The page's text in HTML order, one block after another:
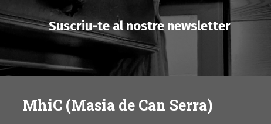
Suscriu-te al nostre newsletter
MhiC (Masia de Can Serra)